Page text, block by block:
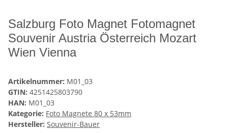
Salzburg Foto Magnet Fotomagnet
Souvenir Austria Österreich Mozart
Wien Vienna
Artikelnummer: M01_03
GTIN: 4251425803790
HAN: M01_03
Kategorie: Foto Magnete 80 x 53mm
Hersteller: Souvenir-Bauer